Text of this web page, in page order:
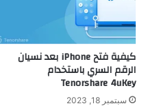
كيفية فتح iPhone بعد نسيان
الرقم السري باستخدام
Tenorshare 4uKey
سبتمبر 18, 2023